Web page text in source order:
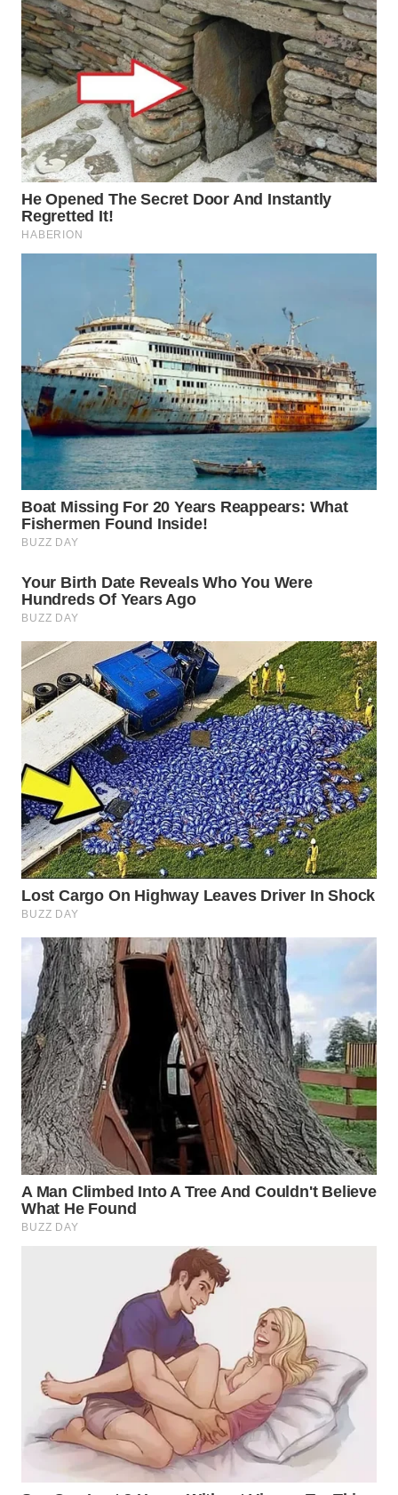
WN
TEBING
TINGGI
WN
PAKPAK
WN
KARAWANG
BOGOR
WN
DEPOK
WN
TAPANULI
UTARA
WN
WN
LAWAS
WN
SUMEDANG
WN
CIANJUR
WN
KEPULAUAN
SERIBU
WN
WN
BINJAI
WN
CIREBON
WN
INDRAMAYU
WN
KUNINGAN
WN
SUKABUMI
WN
PURWAKARTA